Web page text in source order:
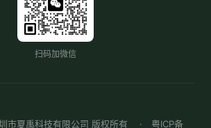
扫码加微信
市夏禹科技有限公司 版权所有 · 粤ICP备